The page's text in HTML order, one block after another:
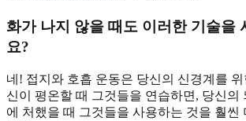
화가 나지 않을 때도 이러한 기술을
요?
네! 접지와 호흡 운동은 당신의 신경계를
신이 평온할 때 그것들을 연습하면, 당신의
에 처했을 때 그것들을 사용하는 것을 훨씬